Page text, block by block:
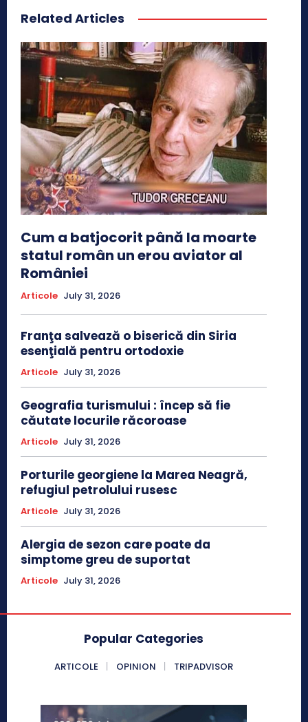
Related Articles
Cum a batjocorit până la moarte
statul român un erou aviator al
României
Articole July 31, 2026
Franţa salvează o biserică din Siria
esenţială pentru ortodoxie
Articole July 31, 2026
Geografia turismului : încep să fie
căutate locurile răcoroase
Articole July 31, 2026
Porturile georgiene la Marea Neagră,
refugiul petrolului rusesc
Articole July 31, 2026
Alergia de sezon care poate da
simptome greu de suportat
Articole July 31, 2026
Popular Categories
ARTICOLE OPINION TRIPADVISOR